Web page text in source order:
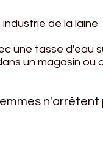
de la laine
une tasse d'eau
un magasin ou
n'arrêtent